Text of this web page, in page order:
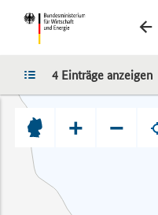
LISTE
4 Einträge anzeigen
+ −